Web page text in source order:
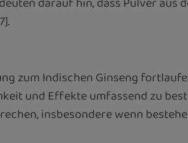
zum Indischen Ginseng
und Effekte umfassend zu
insbesondere wenn